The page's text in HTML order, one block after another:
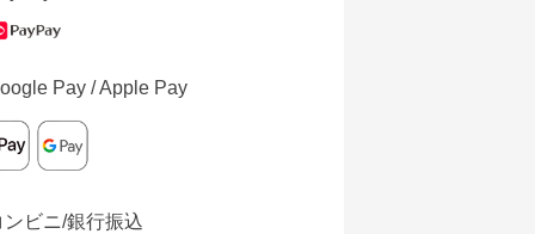
Pay / Apple Pay
ンビニ/銀行振込